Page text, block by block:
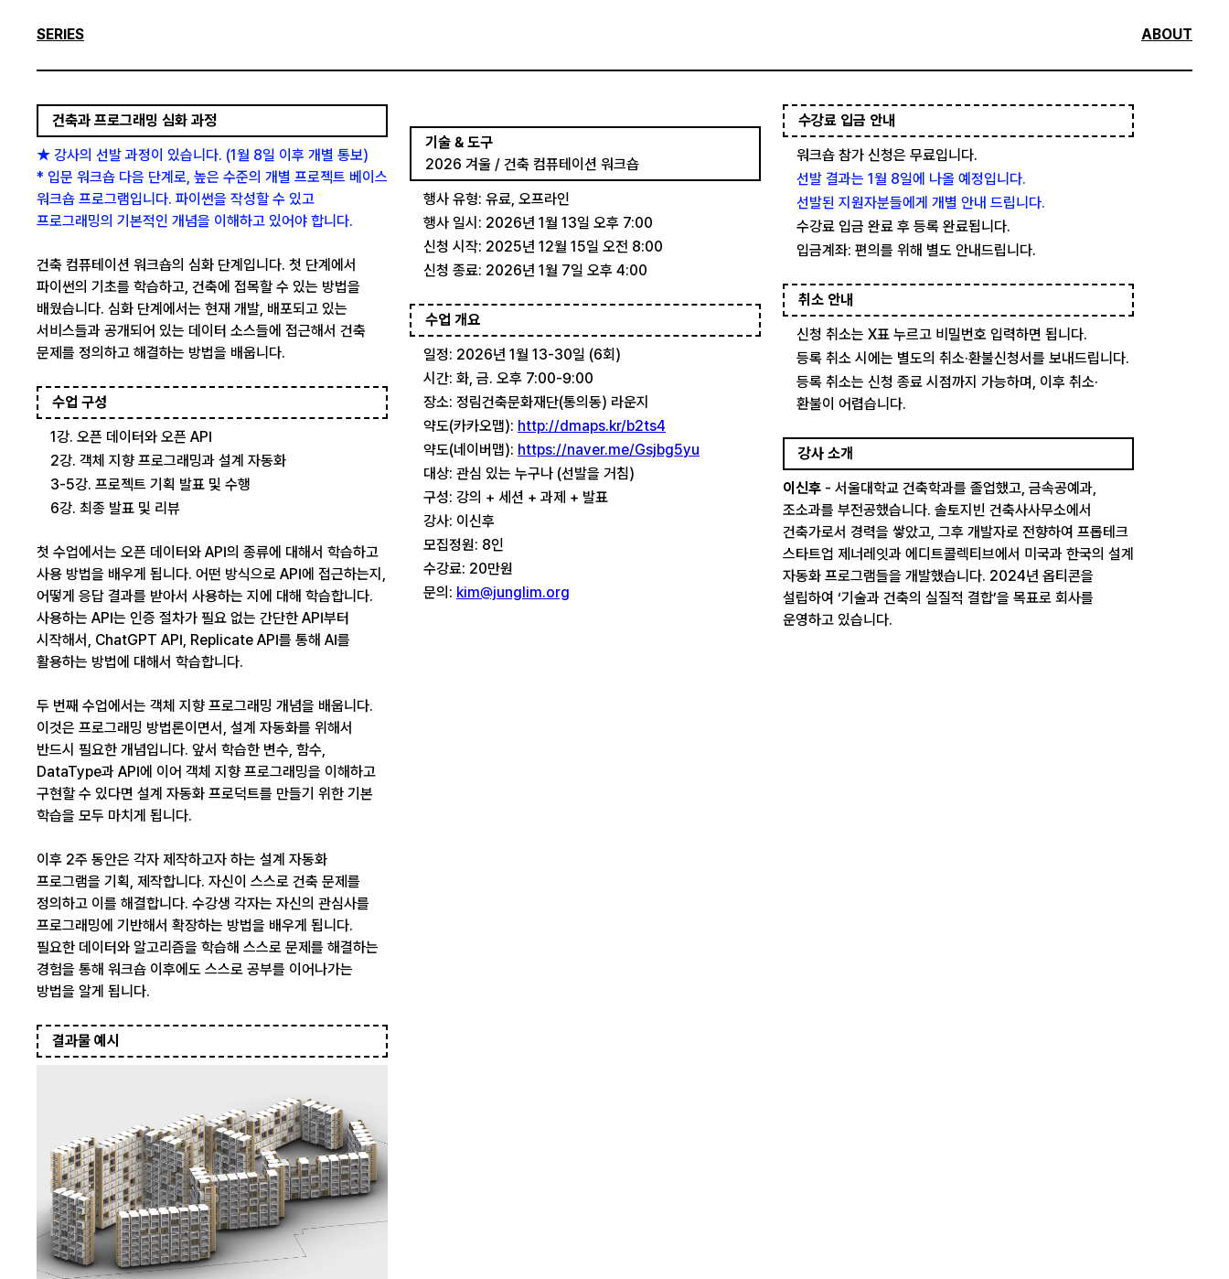
SERIES ABOUT
건축과 프로그래밍 심화 과정
★ 강사의 선발 과정이 있습니다. (1월 8일 이후 개별 통보)
* 입문 워크숍 다음 단계로, 높은 수준의 개별 프로젝트 베이스
워크숍 프로그램입니다. 파이썬을 작성할 수 있고
프로그래밍의 기본적인 개념을 이해하고 있어야 합니다.
건축 컴퓨테이션 워크숍의 심화 단계입니다. 첫 단계에서
파이썬의 기초를 학습하고, 건축에 접목할 수 있는 방법을
배웠습니다. 심화 단계에서는 현재 개발, 배포되고 있는
서비스들과 공개되어 있는 데이터 소스들에 접근해서 건축
문제를 정의하고 해결하는 방법을 배웁니다.
수업 구성
1강. 오픈 데이터와 오픈 API
2강. 객체 지향 프로그래밍과 설계 자동화
3-5강. 프로젝트 기획 발표 및 수행
6강. 최종 발표 및 리뷰
첫 수업에서는 오픈 데이터와 API의 종류에 대해서 학습하고
사용 방법을 배우게 됩니다. 어떤 방식으로 API에 접근하는지,
어떻게 응답 결과를 받아서 사용하는 지에 대해 학습합니다.
사용하는 API는 인증 절차가 필요 없는 간단한 API부터
시작해서, ChatGPT API, Replicate API를 통해 AI를
활용하는 방법에 대해서 학습합니다.
두 번째 수업에서는 객체 지향 프로그래밍 개념을 배웁니다.
이것은 프로그래밍 방법론이면서, 설계 자동화를 위해서
반드시 필요한 개념입니다. 앞서 학습한 변수, 함수,
DataType과 API에 이어 객체 지향 프로그래밍을 이해하고
구현할 수 있다면 설계 자동화 프로덕트를 만들기 위한 기본
학습을 모두 마치게 됩니다.
이후 2주 동안은 각자 제작하고자 하는 설계 자동화
프로그램을 기획, 제작합니다. 자신이 스스로 건축 문제를
정의하고 이를 해결합니다. 수강생 각자는 자신의 관심사를
프로그래밍에 기반해서 확장하는 방법을 배우게 됩니다.
필요한 데이터와 알고리즘을 학습해 스스로 문제를 해결하는
경험을 통해 워크숍 이후에도 스스로 공부를 이어나가는
방법을 알게 됩니다.
결과물 예시
기술 & 도구
2026 겨울 / 건축 컴퓨테이션 워크숍
행사 유형: 유료, 오프라인
행사 일시: 2026년 1월 13일 오후 7:00
신청 시작: 2025년 12월 15일 오전 8:00
신청 종료: 2026년 1월 7일 오후 4:00
수업 개요
일정: 2026년 1월 13-30일 (6회)
시간: 화, 금. 오후 7:00-9:00
장소: 정림건축문화재단(통의동) 라운지
약도(카카오맵): http://dmaps.kr/b2ts4
약도(네이버맵): https://naver.me/Gsjbg5yu
대상: 관심 있는 누구나 (선발을 거침)
구성: 강의 + 세션 + 과제 + 발표
강사: 이신후
모집정원: 8인
수강료: 20만원
문의: kim@junglim.org
수강료 입금 안내
워크숍 참가 신청은 무료입니다.
선발 결과는 1월 8일에 나올 예정입니다.
선발된 지원자분들에게 개별 안내 드립니다.
수강료 입금 완료 후 등록 완료됩니다.
입금계좌: 편의를 위해 별도 안내드립니다.
취소 안내
신청 취소는 X표 누르고 비밀번호 입력하면 됩니다.
등록 취소 시에는 별도의 취소·환불신청서를 보내드립니다.
등록 취소는 신청 종료 시점까지 가능하며, 이후 취소·
환불이 어렵습니다.
강사 소개
이신후 - 서울대학교 건축학과를 졸업했고, 금속공예과,
조소과를 부전공했습니다. 솔토지빈 건축사사무소에서
건축가로서 경력을 쌓았고, 그후 개발자로 전향하여 프롭테크
스타트업 제너레잇과 에디트콜렉티브에서 미국과 한국의 설계
자동화 프로그램들을 개발했습니다. 2024년 옵티콘을
설립하여 ‘기술과 건축의 실질적 결합’을 목표로 회사를
운영하고 있습니다.